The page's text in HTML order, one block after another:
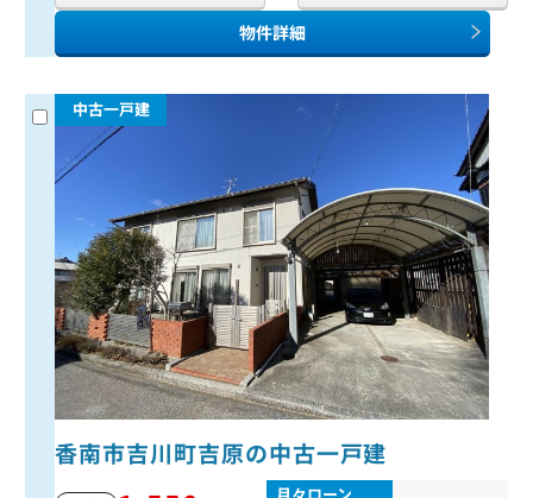
物件詳細
中古一戸建
香南市吉川町吉原の中古一戸建
月々ローン